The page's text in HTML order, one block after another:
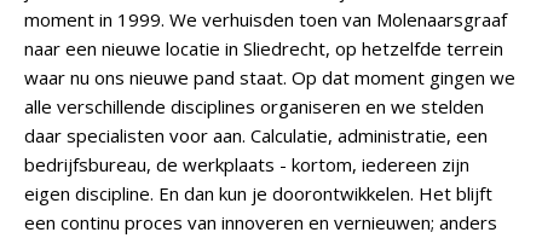
moment in 1999. We verhuisden toen van Molenaarsgraaf
naar een nieuwe locatie in Sliedrecht, op hetzelfde terrein
waar nu ons nieuwe pand staat. Op dat moment gingen we
alle verschillende disciplines organiseren en we stelden
daar specialisten voor aan. Calculatie, administratie, een
bedrijfsbureau, de werkplaats - kortom, iedereen zijn
eigen discipline. En dan kun je doorontwikkelen. Het blijft
een continu proces van innoveren en vernieuwen; anders